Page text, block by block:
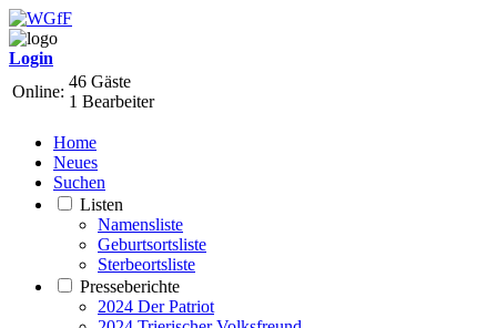
Login
Online:
46 Gäste
1 Bearbeiter
Home
Neues
Suchen
Listen
Namensliste
Geburtsortsliste
Sterbeortsliste
Presseberichte
2024 Der Patriot